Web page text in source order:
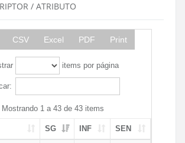
/ ATRIBUTO
CSV Excel PDF Print
items por página
Mostrando 1 a 43 de 43 items
SG INF SEN